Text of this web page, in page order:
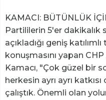
KAMACI: BÜTÜNLÜK
Partililerin 5'er dakikalık
açıkladığı geniş
konuşmasını yapan
Kamacı, "Çok güzel bir
herkesin ayrı ayrı
çalıştık. Önemli olan